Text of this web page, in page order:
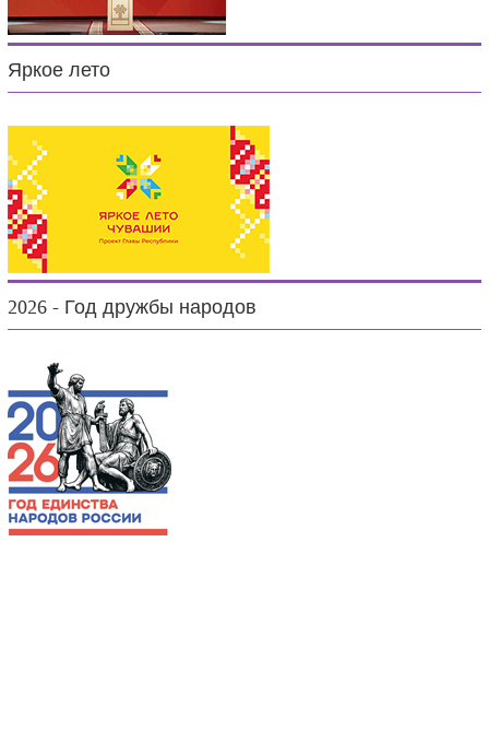
Яркое лето
2026 - Год дружбы народов